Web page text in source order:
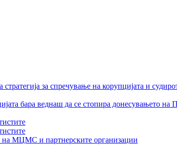
за спречување на корупцијата и
бара веднаш да се стопира донесувањето на
на МЦМС и партнерските организации